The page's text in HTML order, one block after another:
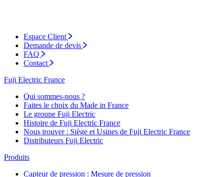
Espace Client
Demande de devis
FAQ
Contact
Fuji Electric France
Qui sommes-nous ?
Faites le choix du Made in France
Le groupe Fuji Electric
Histoire de Fuji Electric France
Nous trouver : Siège et Usines de Fuji Electric France
Distributeurs Fuji Electric
Produits
Capteur de pression : Mesure de pression